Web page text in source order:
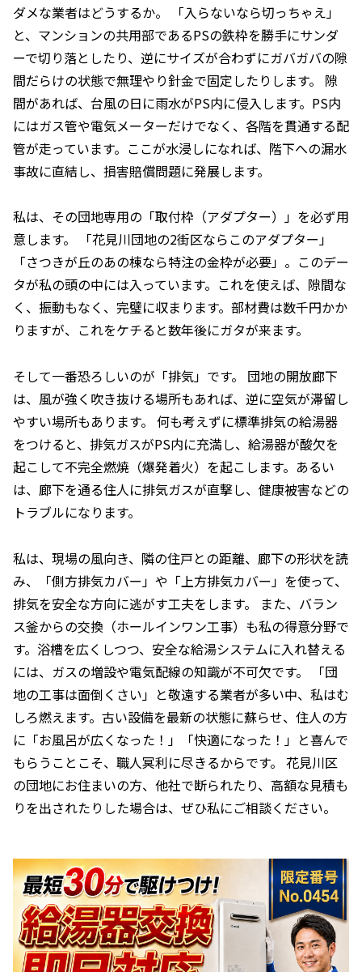
ダメな業者はどうするか。 「入らないなら切っちゃえ」
と、マンションの共用部であるPSの鉄枠を勝手にサンダ
ーで切り落としたり、逆にサイズが合わずにガバガバの隙
間だらけの状態で無理やり針金で固定したりします。 隙
間があれば、台風の日に雨水がPS内に侵入します。PS内
にはガス管や電気メーターだけでなく、各階を貫通する配
管が走っています。ここが水浸しになれば、階下への漏水
事故に直結し、損害賠償問題に発展します。
私は、その団地専用の「取付枠（アダプター）」を必ず用
意します。 「花見川団地の2街区ならこのアダプター」
「さつきが丘のあの棟なら特注の金枠が必要」。このデー
タが私の頭の中には入っています。これを使えば、隙間な
く、振動もなく、完璧に収まります。部材費は数千円かか
りますが、これをケチると数年後にガタが来ます。
そして一番恐ろしいのが「排気」です。 団地の開放廊下
は、風が強く吹き抜ける場所もあれば、逆に空気が滞留し
やすい場所もあります。 何も考えずに標準排気の給湯器
をつけると、排気ガスがPS内に充満し、給湯器が酸欠を
起こして不完全燃焼（爆発着火）を起こします。あるい
は、廊下を通る住人に排気ガスが直撃し、健康被害などの
トラブルになります。
私は、現場の風向き、隣の住戸との距離、廊下の形状を読
み、「側方排気カバー」や「上方排気カバー」を使って、
排気を安全な方向に逃がす工夫をします。 また、バラン
ス釜からの交換（ホールインワン工事）も私の得意分野で
す。浴槽を広くしつつ、安全な給湯システムに入れ替える
には、ガスの増設や電気配線の知識が不可欠です。 「団
地の工事は面倒くさい」と敬遠する業者が多い中、私はむ
しろ燃えます。古い設備を最新の状態に蘇らせ、住人の方
に「お風呂が広くなった！」「快適になった！」と喜んで
もらうことこそ、職人冥利に尽きるからです。 花見川区
の団地にお住まいの方、他社で断られたり、高額な見積も
りを出されたりした場合は、ぜひ私にご相談ください。